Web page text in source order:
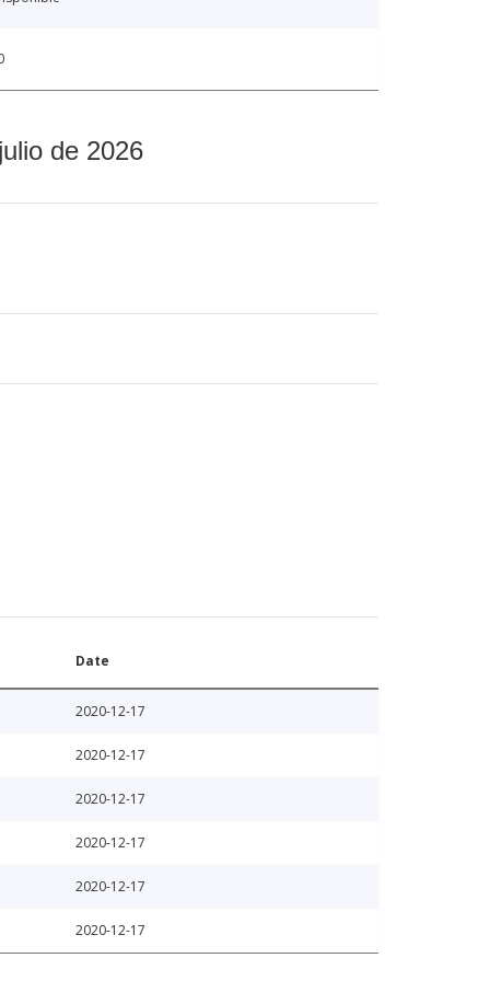
de 2026
Date
2020-12-17
2020-12-17
2020-12-17
2020-12-17
2020-12-17
2020-12-17